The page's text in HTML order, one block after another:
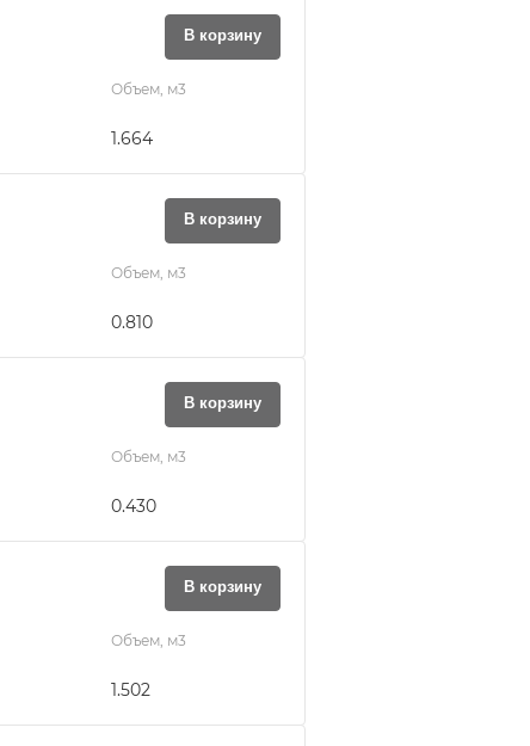
В корзину
Объем, м3
1.664
В корзину
Объем, м3
0.810
В корзину
Объем, м3
0.430
В корзину
Объем, м3
1.502